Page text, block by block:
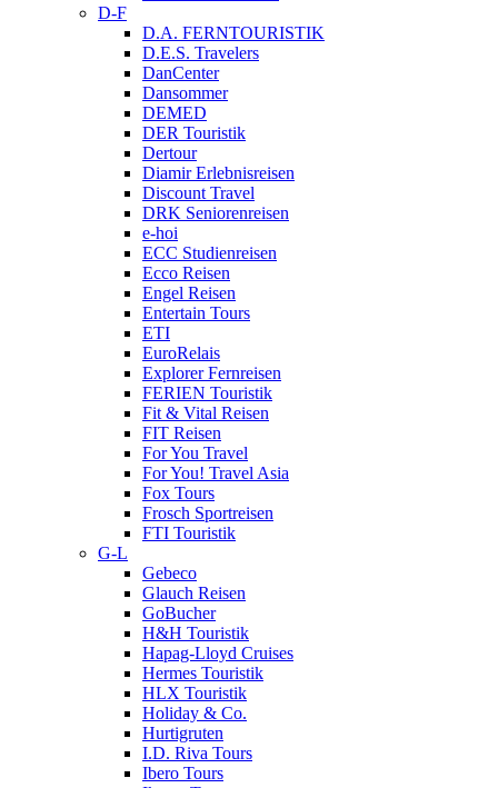
D-F
D.A. FERNTOURISTIK
D.E.S. Travelers
DanCenter
Dansommer
DEMED
DER Touristik
Dertour
Diamir Erlebnisreisen
Discount Travel
DRK Seniorenreisen
e-hoi
ECC Studienreisen
Ecco Reisen
Engel Reisen
Entertain Tours
ETI
EuroRelais
Explorer Fernreisen
FERIEN Touristik
Fit & Vital Reisen
FIT Reisen
For You Travel
For You! Travel Asia
Fox Tours
Frosch Sportreisen
FTI Touristik
G-L
Gebeco
Glauch Reisen
GoBucher
H&H Touristik
Hapag-Lloyd Cruises
Hermes Touristik
HLX Touristik
Holiday & Co.
Hurtigruten
I.D. Riva Tours
Ibero Tours